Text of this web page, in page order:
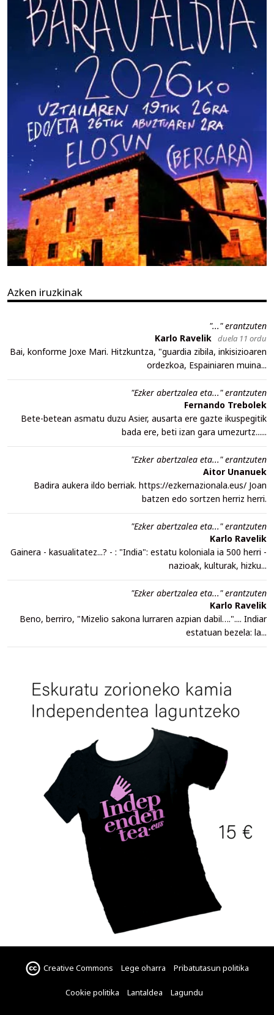
Azken iruzkinak
"..." erantzuten
Karlo Ravelik duela 11 ordu
Bai, konforme Joxe Mari. Hitzkuntza, "guardia zibila, inkisizioaren
ordezkoa, Espainiaren muina...
"Ezker abertzalea eta..." erantzuten
Fernando Trebolek
Bete-betean asmatu duzu Asier, ausarta ere gazte ikuspegitik
bada ere, beti izan gara umezurtz......
"Ezker abertzalea eta..." erantzuten
Aitor Unanuek
Badira aukera ildo berriak. https://ezkernazionala.eus/ Joan
batzen edo sortzen herriz herri.
"Ezker abertzalea eta..." erantzuten
Karlo Ravelik
Gainera - kasualitatez...? - : "India": estatu koloniala ia 500 herri -
nazioak, kulturak, hizku...
"Ezker abertzalea eta..." erantzuten
Karlo Ravelik
Beno, berriro, "Mizelio sakona lurraren azpian dabil….".... Indiar
estatuan bezela: la...
Creative Commons Lege oharra Pribatutasun politika
Cookie politika Lantaldea Lagundu